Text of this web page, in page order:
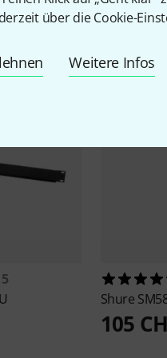
über die Cookie-
Weitere Infos
Shure
105